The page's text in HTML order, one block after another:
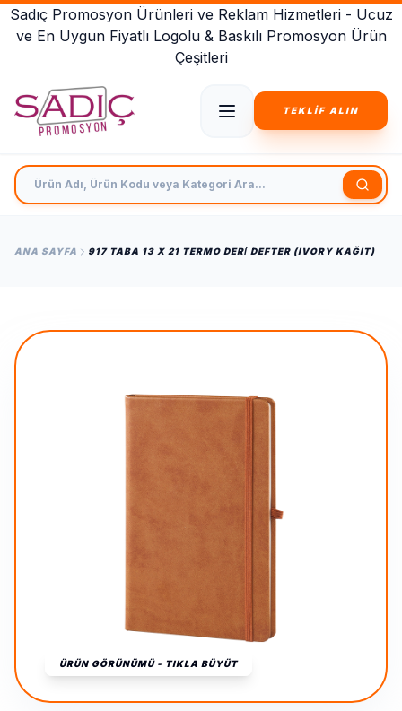
Sadıç Promosyon Ürünleri ve Reklam Hizmetleri - Ucuz
ve En Uygun Fiyatlı Logolu & Baskılı Promosyon Ürün
Çeşitleri
TEKLİF ALIN
Ürün Adı, Ürün Kodu veya Kategori Ara
ANA SAYFA 917 TABA 13 X 21 TERMO DERİ DEFTER (IVORY KAĞIT)
ÜRÜN GÖRÜNÜMÜ - TIKLA BÜYÜT